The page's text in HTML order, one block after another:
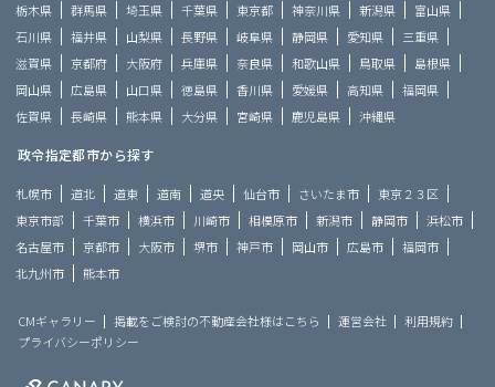
栃木県
群馬県 埼玉県 千葉県 東京都 神奈川県 新潟県
富山県
石川県
福井県 山梨県 長野県 岐阜県 静岡県 愛知県
三重県
滋賀県
京都府 大阪府 兵庫県 奈良県 和歌山県 鳥取県
島根県
岡山県
広島県 山口県 徳島県 香川県 愛媛県 高知県
福岡県
佐賀県
長崎県 熊本県 大分県 宮崎県 鹿児島県 沖縄県
政令指定都市から探す
札幌市 道北 道東 道南 道央 仙台市 さいたま市
東京２３区
東京市部
千葉市 横浜市 川崎市 相模原市 新潟市 静岡市
浜松市
名古屋市
京都市 大阪市 堺市 神戸市 岡山市 広島市
福岡市
北九州市
熊本市
CMギャラリー 掲載をご検討の不動産会社様はこちら 運営会社
利用規約
プライバシーポリシー